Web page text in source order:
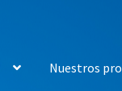
Nuestros